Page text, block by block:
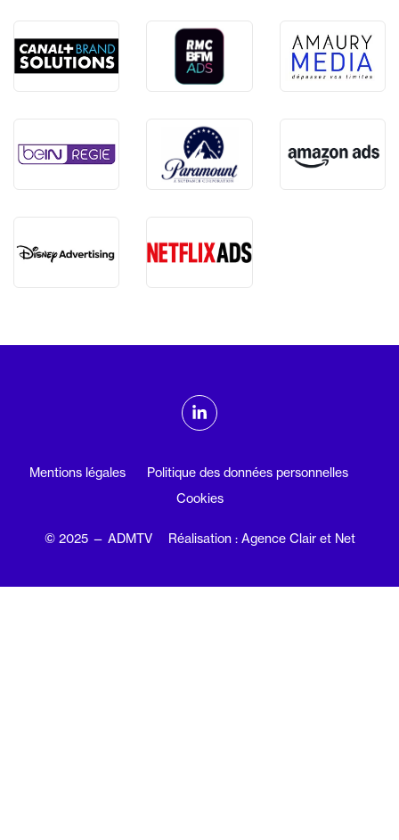
ADMTV sur les réseaux sociaux
Linkedin
Mentions légales
Politique des données personnelles
Cookies
© 2025 — ADMTV Réalisation : Agence Clair et Net